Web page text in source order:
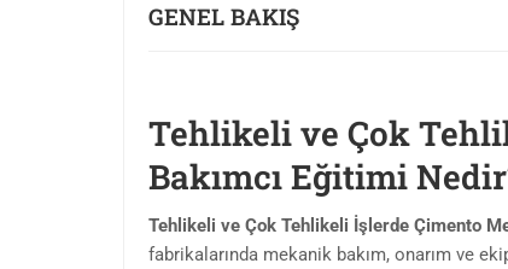
GENEL BAKIŞ
Tehlikeli ve Çok
Bakımcı Eğitimi
Tehlikeli ve Çok Tehlikeli İşlerde Çimento
fabrikalarında mekanik bakım, onarım ve